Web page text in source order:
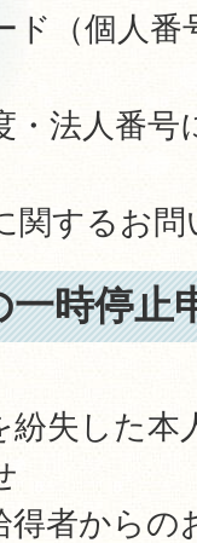
ド（個人番
・法人番号
関するお問
時停止
紛失した本
得者からの